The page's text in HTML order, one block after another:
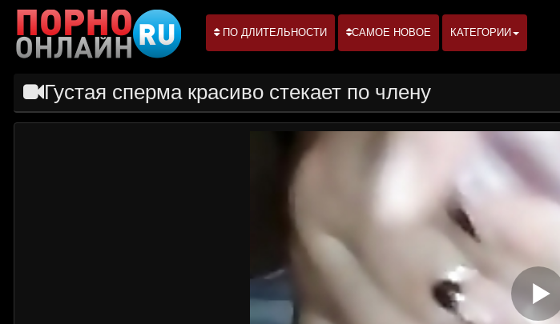
ПО ДЛИТЕЛЬНОСТИ САМОЕ НОВОЕ КАТЕГОРИИ
Густая сперма красиво стекает по члену